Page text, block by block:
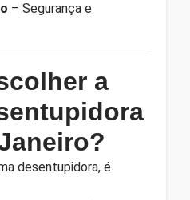
– Segurança e
a
desentupidora, é